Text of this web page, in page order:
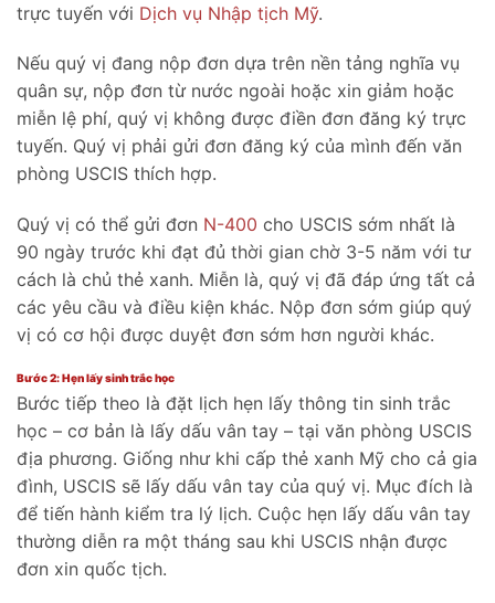
trực tuyến với Dịch vụ Nhập tịch Mỹ.
Nếu quý vị đang nộp đơn dựa trên nền tảng nghĩa vụ
quân sự, nộp đơn từ nước ngoài hoặc xin giảm hoặc
miễn lệ phí, quý vị không được điền đơn đăng ký trực
tuyến. Quý vị phải gửi đơn đăng ký của mình đến văn
phòng USCIS thích hợp.
Quý vị có thể gửi đơn N-400 cho USCIS sớm nhất là
90 ngày trước khi đạt đủ thời gian chờ 3-5 năm với tư
cách là chủ thẻ xanh. Miễn là, quý vị đã đáp ứng tất cả
các yêu cầu và điều kiện khác. Nộp đơn sớm giúp quý
vị có cơ hội được duyệt đơn sớm hơn người khác.
Bước 2: Hẹn lấy sinh trắc học
Bước tiếp theo là đặt lịch hẹn lấy thông tin sinh trắc
học – cơ bản là lấy dấu vân tay – tại văn phòng USCIS
địa phương. Giống như khi cấp thẻ xanh Mỹ cho cả gia
đình, USCIS sẽ lấy dấu vân tay của quý vị. Mục đích là
để tiến hành kiểm tra lý lịch. Cuộc hẹn lấy dấu vân tay
thường diễn ra một tháng sau khi USCIS nhận được
đơn xin quốc tịch.